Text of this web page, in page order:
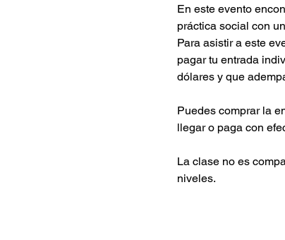
En este evento
práctica social con
Para asistir a este
pagar tu entrada
dólares y que
Puedes comprar la
llegar o paga con
La clase no es
niveles.